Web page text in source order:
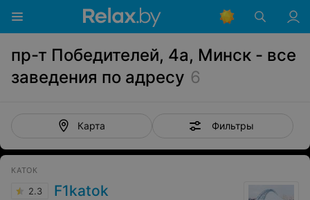
пр-т Победителей, 4а, Минск - все
заведения по адресу 6
Карта Фильтры
КАТОК
2.3 F1katok